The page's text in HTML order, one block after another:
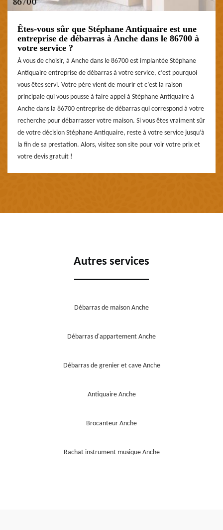
Êtes-vous sûr que Stéphane Antiquaire est une
entreprise de débarras à Anche dans le 86700 à
votre service ?
À vous de choisir, à Anche dans le 86700 est implantée Stéphane
Antiquaire entreprise de débarras à votre service, c’est pourquoi
vous êtes servi. Votre père vient de mourir et c’est la raison
principale qui vous pousse à faire appel à Stéphane Antiquaire à
Anche dans la 86700 entreprise de débarras qui correspond à votre
recherche pour débarrasser votre maison. Si vous êtes vraiment sûr
de votre décision Stéphane Antiquaire, reste à votre service jusqu’à
la fin de sa prestation. Alors, visitez son site pour voir votre prix et
votre devis gratuit !
Autres services
Débarras de maison Anche
Débarras d'appartement Anche
Débarras de grenier et cave Anche
Antiquaire Anche
Brocanteur Anche
Rachat instrument musique Anche